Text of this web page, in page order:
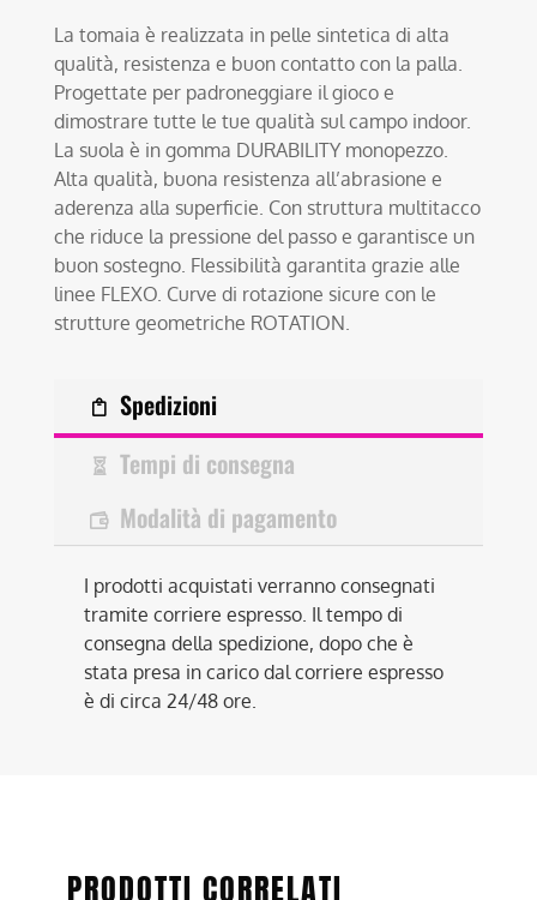
La tomaia è realizzata in pelle sintetica di alta
qualità, resistenza e buon contatto con la palla.
Progettate per padroneggiare il gioco e
dimostrare tutte le tue qualità sul campo indoor.
La suola è in gomma DURABILITY monopezzo.
Alta qualità, buona resistenza all’abrasione e
aderenza alla superficie. Con struttura multitacco
che riduce la pressione del passo e garantisce un
buon sostegno. Flessibilità garantita grazie alle
linee FLEXO. Curve di rotazione sicure con le
strutture geometriche ROTATION.
Spedizioni
Tempi di consegna
Modalità di pagamento
I prodotti acquistati verranno consegnati
tramite corriere espresso. Il tempo di
consegna della spedizione, dopo che è
stata presa in carico dal corriere espresso
è di circa 24/48 ore.
PRODOTTI CORRELATI